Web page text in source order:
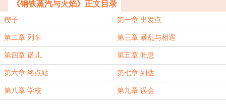
《钢铁蒸汽与火焰》正文目录
楔子 第一章 出发点
第二章 列车 第三章 暴乱与相遇
第四章 诺儿 第五章 吐息
第六章 终点站 第七章 到达
第八章 学校 第九章 误会